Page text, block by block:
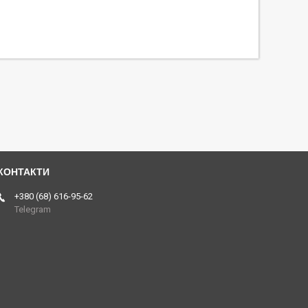
+380 (68) 616-95-62
Telegram